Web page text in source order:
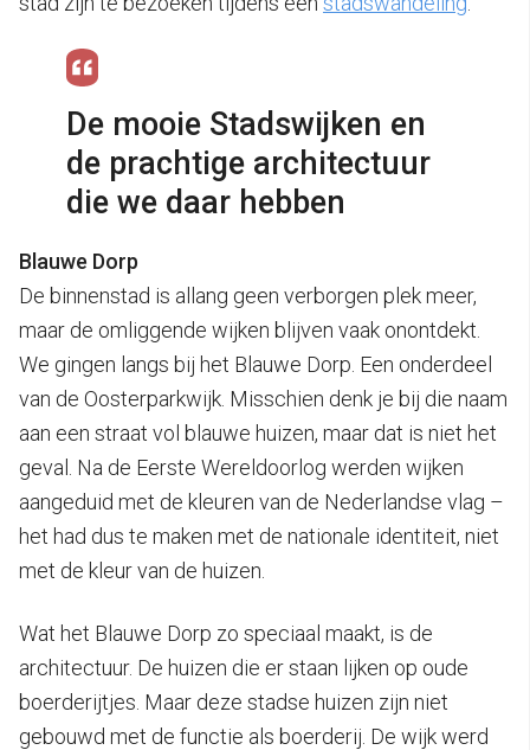
De mooie Stadswijken en
de prachtige architectuur
die we daar hebben
Blauwe Dorp
De binnenstad is allang geen verborgen plek meer,
maar de omliggende wijken blijven vaak onontdekt.
We gingen langs bij het Blauwe Dorp. Een onderdeel
van de Oosterparkwijk. Misschien denk je bij die naam
aan een straat vol blauwe huizen, maar dat is niet het
geval. Na de Eerste Wereldoorlog werden wijken
aangeduid met de kleuren van de Nederlandse vlag –
het had dus te maken met de nationale identiteit, niet
met de kleur van de huizen.
Wat het Blauwe Dorp zo speciaal maakt, is de
architectuur. De huizen die er staan lijken op oude
boerderijtjes. Maar deze stadse huizen zijn niet
gebouwd met de functie als boerderij. De wijk werd